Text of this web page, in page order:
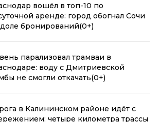
вошёл в топ-10 по
аренде: город обогнал Сочи
бронирований(0+)
парализовал трамваи в
воду с Дмитриевской
не смогли откачать(0+)
в Калининском районе идёт с
четыре километра трассы